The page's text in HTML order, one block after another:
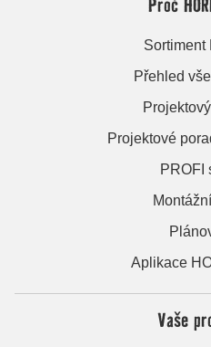
Sortiment
Přehled
Projektové
PROFI
Aplikace
Vaše